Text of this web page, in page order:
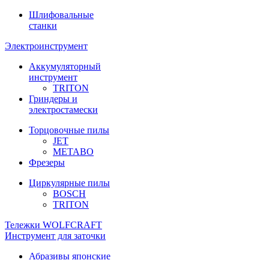
Шлифовальные
станки
Электроинструмент
Аккумуляторный
инструмент
TRITON
Гриндеры и
электростамески
Торцовочные пилы
JET
METABO
Фрезеры
Циркулярные пилы
BOSCH
TRITON
Тележки WOLFCRAFT
Инструмент для заточки
Абразивы японские